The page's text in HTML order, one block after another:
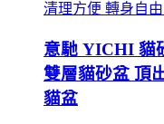
清理方便 轉身自
意馳 YICHI 貓
雙層貓砂盆 頂
貓盆